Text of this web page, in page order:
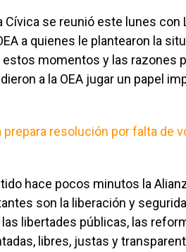
Cívica se reunió este lunes con
a quienes le plantearon la
momentos y las razones
a la OEA jugar un papel
prepara resolución por falta de
hace pocos minutos la
son la liberación y
libertades públicas, las
libres, justas y